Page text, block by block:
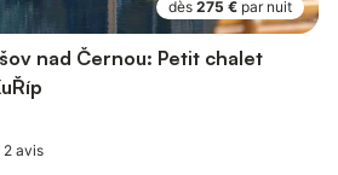
dès 275 € par nuit
nad Černou: Petit chalet
2 avis